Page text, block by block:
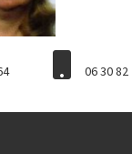
06 30 82